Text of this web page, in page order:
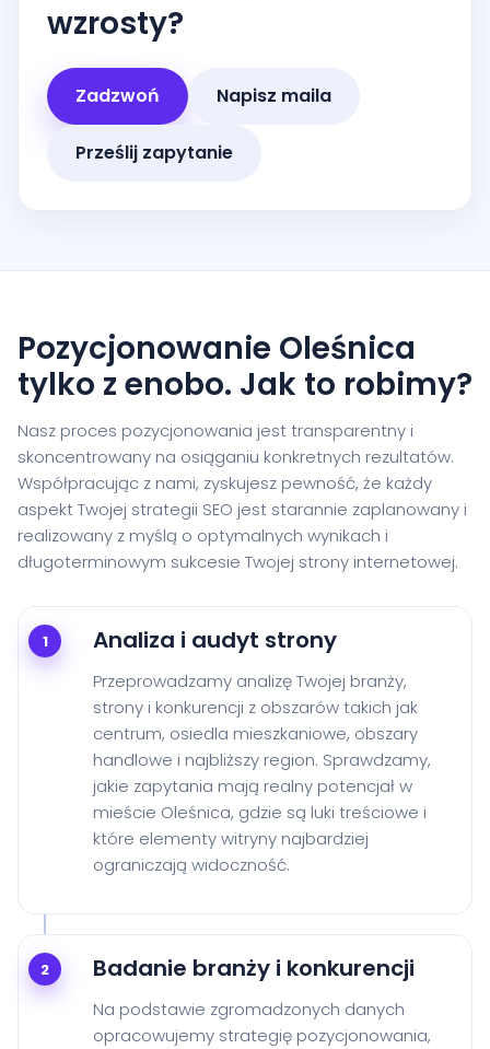
wzrosty?
Zadzwoń Napisz maila
Prześlij zapytanie
Pozycjonowanie Oleśnica
tylko z enobo. Jak to robimy?
Nasz proces pozycjonowania jest transparentny i
skoncentrowany na osiąganiu konkretnych rezultatów.
Współpracując z nami, zyskujesz pewność, że każdy
aspekt Twojej strategii SEO jest starannie zaplanowany i
realizowany z myślą o optymalnych wynikach i
długoterminowym sukcesie Twojej strony internetowej.
1 Analiza i audyt strony
Przeprowadzamy analizę Twojej branży,
strony i konkurencji z obszarów takich jak
centrum, osiedla mieszkaniowe, obszary
handlowe i najbliższy region. Sprawdzamy,
jakie zapytania mają realny potencjał w
mieście Oleśnica, gdzie są luki treściowe i
które elementy witryny najbardziej
ograniczają widoczność.
2 Badanie branży i konkurencji
Na podstawie zgromadzonych danych
opracowujemy strategię pozycjonowania,